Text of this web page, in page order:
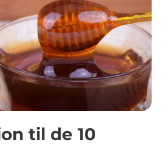
til de 10